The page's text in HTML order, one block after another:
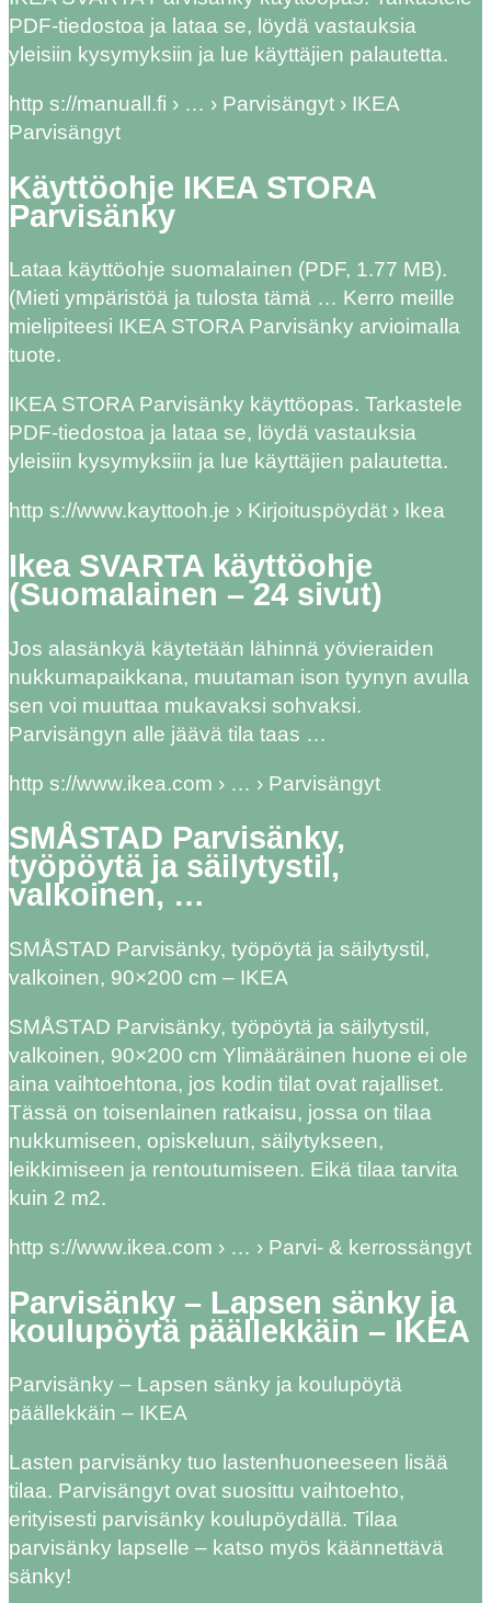
PDF-tiedostoa ja lataa se, löydä vastauksia
yleisiin kysymyksiin ja lue käyttäjien palautetta.
http s://manuall.fi › … › Parvisängyt › IKEA
Parvisängyt
Käyttöohje IKEA STORA
Parvisänky
Lataa käyttöohje suomalainen (PDF, 1.77 MB).
(Mieti ympäristöä ja tulosta tämä … Kerro meille
mielipiteesi IKEA STORA Parvisänky arvioimalla
tuote.
IKEA STORA Parvisänky käyttöopas. Tarkastele
PDF-tiedostoa ja lataa se, löydä vastauksia
yleisiin kysymyksiin ja lue käyttäjien palautetta.
http s://www.kayttooh.je › Kirjoituspöydät › Ikea
Ikea SVARTA käyttöohje
(Suomalainen – 24 sivut)
Jos alasänkyä käytetään lähinnä yövieraiden
nukkumapaikkana, muutaman ison tyynyn avulla
sen voi muuttaa mukavaksi sohvaksi.
Parvisängyn alle jäävä tila taas …
http s://www.ikea.com › … › Parvisängyt
SMÅSTAD Parvisänky,
työpöytä ja säilytystil,
valkoinen, …
SMÅSTAD Parvisänky, työpöytä ja säilytystil,
valkoinen, 90×200 cm – IKEA
SMÅSTAD Parvisänky, työpöytä ja säilytystil,
valkoinen, 90×200 cm Ylimääräinen huone ei ole
aina vaihtoehtona, jos kodin tilat ovat rajalliset.
Tässä on toisenlainen ratkaisu, jossa on tilaa
nukkumiseen, opiskeluun, säilytykseen,
leikkimiseen ja rentoutumiseen. Eikä tilaa tarvita
kuin 2 m2.
http s://www.ikea.com › … › Parvi- & kerrossängyt
Parvisänky – Lapsen sänky ja
koulupöytä päällekkäin – IKEA
Parvisänky – Lapsen sänky ja koulupöytä
päällekkäin – IKEA
Lasten parvisänky tuo lastenhuoneeseen lisää
tilaa. Parvisängyt ovat suosittu vaihtoehto,
erityisesti parvisänky koulupöydällä. Tilaa
parvisänky lapselle – katso myös käännettävä
sänky!